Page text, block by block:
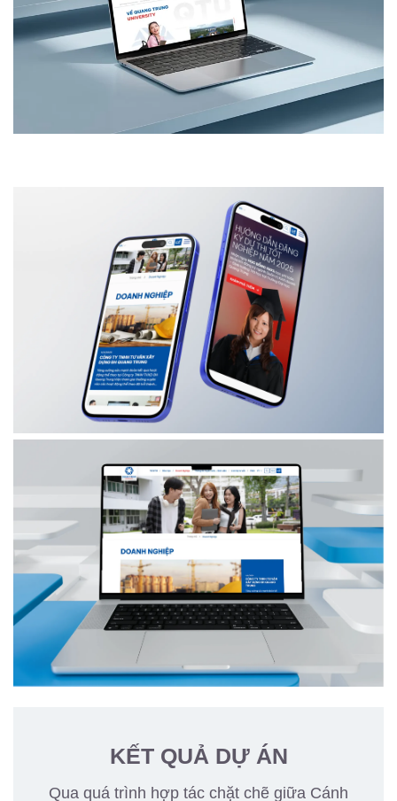
KẾT QUẢ DỰ ÁN
Qua quá trình hợp tác chặt chẽ giữa Cánh